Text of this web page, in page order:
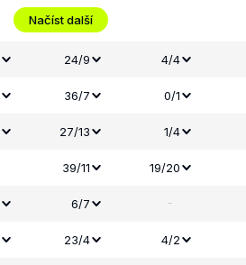
Načíst další
24/9 4/4
36/7 0/1
27/13 1/4
39/11 19/20
6/7 -
23/4 4/2